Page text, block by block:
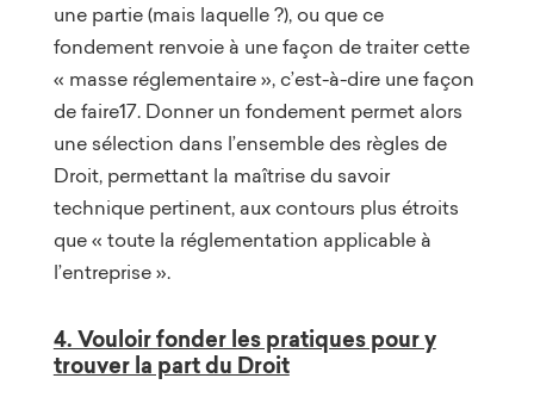
une partie (mais laquelle ?), ou que ce
fondement renvoie à une façon de traiter cette
« masse réglementaire », c’est-à-dire une façon
de faire17. Donner un fondement permet alors
une sélection dans l’ensemble des règles de
Droit, permettant la maîtrise du savoir
technique pertinent, aux contours plus étroits
que « toute la réglementation applicable à
l’entreprise ».
4. Vouloir fonder les pratiques pour y
trouver la part du Droit